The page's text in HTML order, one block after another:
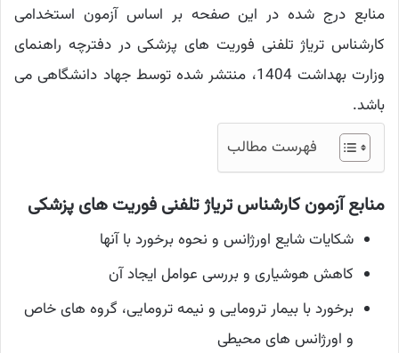
منابع درج شده در این صفحه بر اساس آزمون استخدامی
کارشناس تریاژ تلفنی فوریت های پزشکی در دفترچه راهنمای
وزارت بهداشت 1404، منتشر شده توسط جهاد دانشگاهی می
باشد.
فهرست مطالب
منابع آزمون کارشناس تریاژ تلفنی فوریت های پزشکی
شکایات شایع اورژانس و نحوه برخورد با آنها
کاهش هوشیاری و بررسی عوامل ایجاد آن
برخورد با بیمار ترومایی و نیمه ترومایی، گروه های خاص
و اورژانس های محیطی